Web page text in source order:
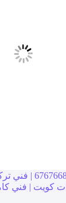
كاميرات مراقبة
كويت | فني